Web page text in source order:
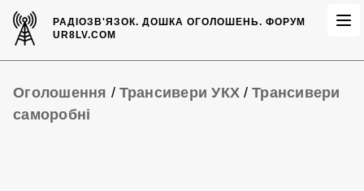
РАДІОЗВ'ЯЗОК.ДОШКА ОГОЛОШЕНЬ. ФОРУМ
UR8LV.COM
Оголошення / Трансивери УКХ / Трансивери
саморобні